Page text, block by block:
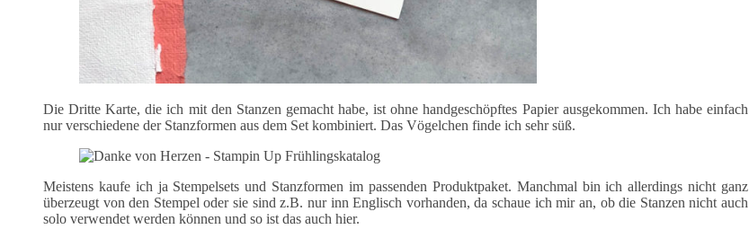
Die Dritte Karte, die ich mit den Stanzen gemacht habe, ist ohne handgeschöpftes Papier ausgekommen. Ich habe einfach
nur verschiedene der Stanzformen aus dem Set kombiniert. Das Vögelchen finde ich sehr süß.
Meistens kaufe ich ja Stempelsets und Stanzformen im passenden Produktpaket. Manchmal bin ich allerdings nicht ganz
überzeugt von den Stempel oder sie sind z.B. nur inn Englisch vorhanden, da schaue ich mir an, ob die Stanzen nicht auch
solo verwendet werden können und so ist das auch hier.